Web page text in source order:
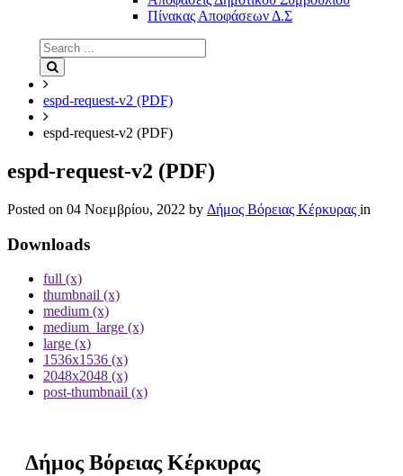
Πίνακας Αποφάσεων Δ.Σ
Search
for:
espd-request-v2 (PDF)
espd-request-v2 (PDF)
espd-request-v2 (PDF)
Posted on 04 Νοεμβρίου, 2022 by Δήμος Βόρειας Κέρκυρας in
Downloads
full (x)
thumbnail (x)
medium (x)
medium_large (x)
large (x)
1536x1536 (x)
2048x2048 (x)
post-thumbnail (x)
Δήμος Βόρειας Κέρκυρας